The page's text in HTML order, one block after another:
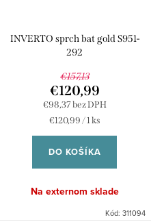
INVERTO sprch bat gold S951-
292
€157,13
€98,37 bez DPH
€120,99
Jednotková
€120,99 / 1 ks
DO KOŠÍKA
Na externom sklade
Kód: 311094